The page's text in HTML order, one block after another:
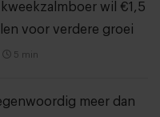
wil €1,5
voor verdere groei
5 min
meer dan